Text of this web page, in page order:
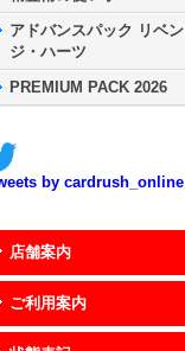
アドバンスパック リベン
ジ・ハーツ
PREMIUM PACK 2026
by cardrush_online
店舗案内
ご利用案内